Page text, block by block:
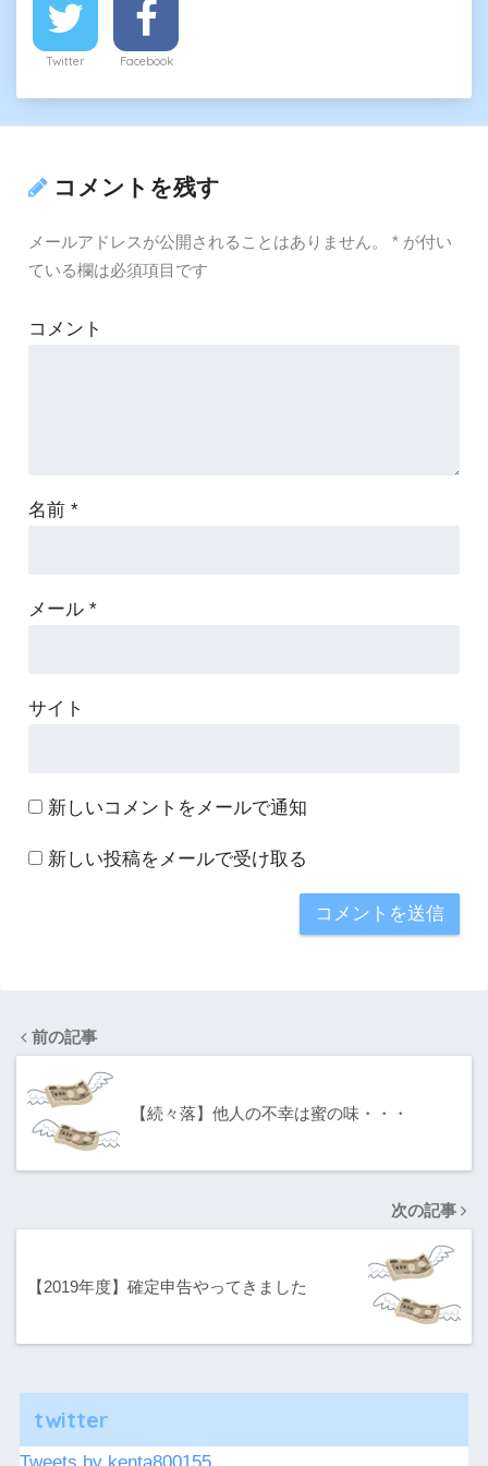
Twitter Facebook
コメントを残す
メールアドレスが公開されることはありません。 *が付い
ている欄は必須項目です
コメント
名前 *
メール *
サイト
新しいコメントをメールで通知
新しい投稿をメールで受け取る
前の記事
【続々落】他人の不幸は蜜の味・・・
次の記事
【2019年度】確定申告やってきました
twitter